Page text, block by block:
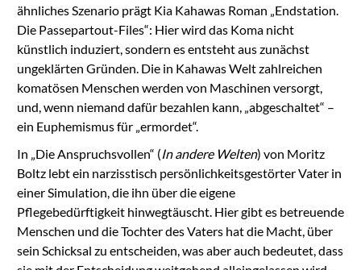
ähnliches Szenario prägt Kia Kahawas Roman „Endstation.
Die Passepartout-Files“: Hier wird das Koma nicht
künstlich induziert, sondern es entsteht aus zunächst
ungeklärten Gründen. Die in Kahawas Welt zahlreichen
komatösen Menschen werden von Maschinen versorgt,
und, wenn niemand dafür bezahlen kann, „abgeschaltet“ –
ein Euphemismus für „ermordet“.
In „Die Anspruchsvollen“ (In andere Welten) von Moritz
Boltz lebt ein narzisstisch persönlichkeitsgestörter Vater in
einer Simulation, die ihn über die eigene
Pflegebedürftigkeit hinwegtäuscht. Hier gibt es betreuende
Menschen und die Tochter des Vaters hat die Macht, über
sein Schicksal zu entscheiden, was aber auch bedeutet, dass